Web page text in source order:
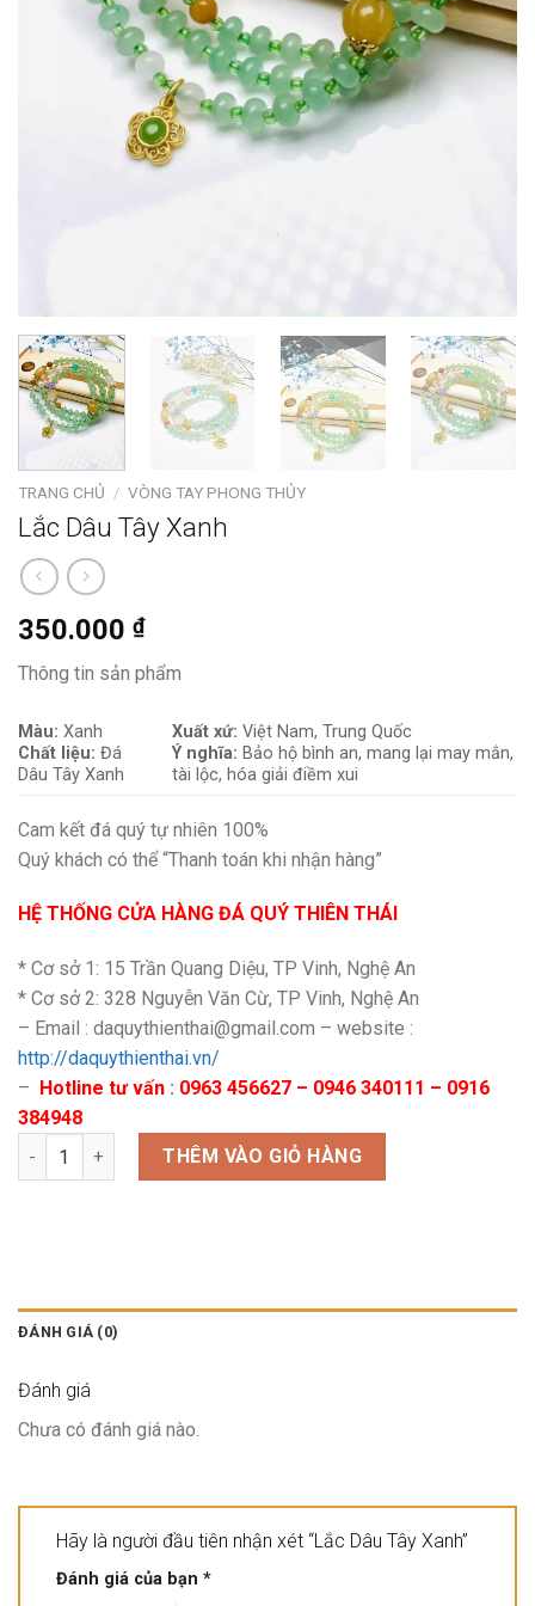
TRANG CHỦ / VÒNG TAY PHONG THỦY
Lắc Dâu Tây Xanh
350.000 ₫
Thông tin sản phẩm
Màu: Xanh
Chất liệu: Đá
Dâu Tây Xanh
Xuất xứ: Việt Nam, Trung Quốc
Ý nghĩa: Bảo hộ bình an, mang lại may mắn,
tài lộc, hóa giải điềm xui
Cam kết đá quý tự nhiên 100%
Quý khách có thể “Thanh toán khi nhận hàng”
HỆ THỐNG CỬA HÀNG ĐÁ QUÝ THIÊN THÁI
* Cơ sở 1: 15 Trần Quang Diệu, TP Vinh, Nghệ An
* Cơ sở 2: 328 Nguyễn Văn Cừ, TP Vinh, Nghệ An
– Email : daquythienthai@gmail.com – website :
http://daquythienthai.vn/
–
Hotline tư vấn : 0963 456627 – 0946 340111 – 0916
384948
Lắc Dâu Tây Xanh số lượngTHÊM VÀO GIỎ HÀNG
ĐÁNH GIÁ (0)
Đánh giá
Chưa có đánh giá nào.
Hãy là người đầu tiên nhận xét “Lắc Dâu Tây Xanh”
Đánh giá của bạn *